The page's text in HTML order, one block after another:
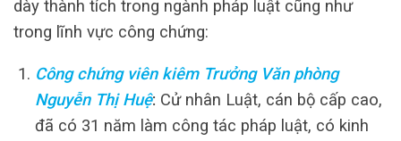
dày thành tích trong ngành pháp luật cũng như
trong lĩnh vực công chứng:
Công chứng viên kiêm Trưởng Văn phòng
Nguyễn Thị Huệ: Cử nhân Luật, cán bộ cấp cao,
đã có 31 năm làm công tác pháp luật, có kinh